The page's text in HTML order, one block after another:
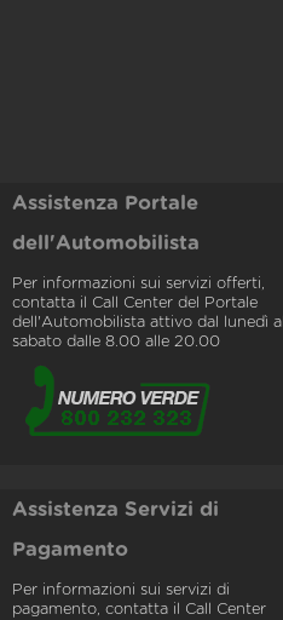
Assistenza Portale
dell'Automobilista
Per informazioni sui servizi offerti,
contatta il Call Center del Portale
dell'Automobilista attivo dal lunedì al
sabato dalle 8.00 alle 20.00
Assistenza Servizi di
Pagamento
Per informazioni sui servizi di
pagamento, contatta il Call Center